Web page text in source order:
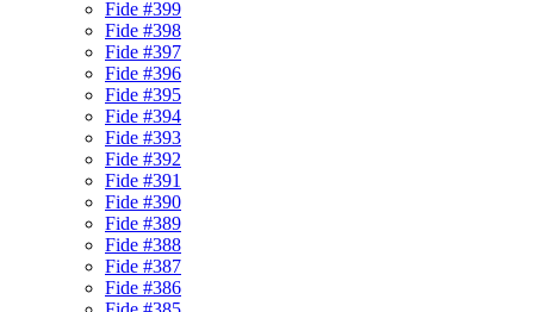
Fide #399
Fide #398
Fide #397
Fide #396
Fide #395
Fide #394
Fide #393
Fide #392
Fide #391
Fide #390
Fide #389
Fide #388
Fide #387
Fide #386